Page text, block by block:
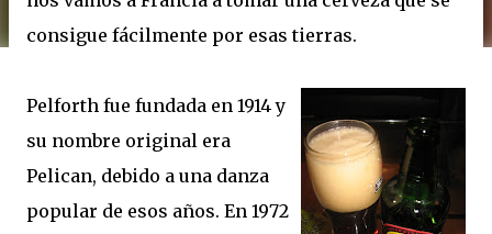
consigue fácilmente por esas tierras.
Pelforth fue fundada en 1914 y
su nombre original era
Pelican, debido a una danza
popular de esos años. En 1972